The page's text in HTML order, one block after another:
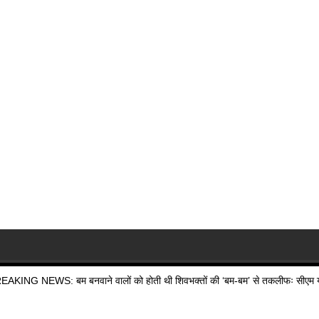
NEWS: बम बनवाने वालों को होती थी शिवभक्तों की ‘बम-बम’ से तकलीफः सीएम